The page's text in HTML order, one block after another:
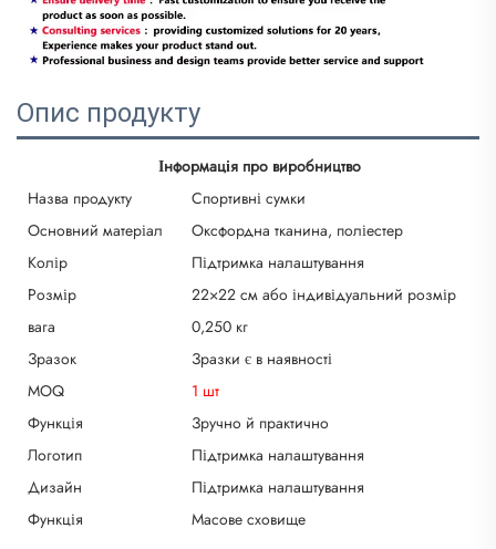
Опис продукту
Інформація про виробництво
Назва продукту
Спортивні сумки
Основний матеріал
Оксфордна тканина, поліестер
Колір
Підтримка налаштування
Розмір
22×22 см або індивідуальний розмір
вага
0,250 кг
Зразок
Зразки є в наявності
MOQ
1 шт
Функція
Зручно й практично
Логотип
Підтримка налаштування
Дизайн
Підтримка налаштування
Функція
Масове сховище